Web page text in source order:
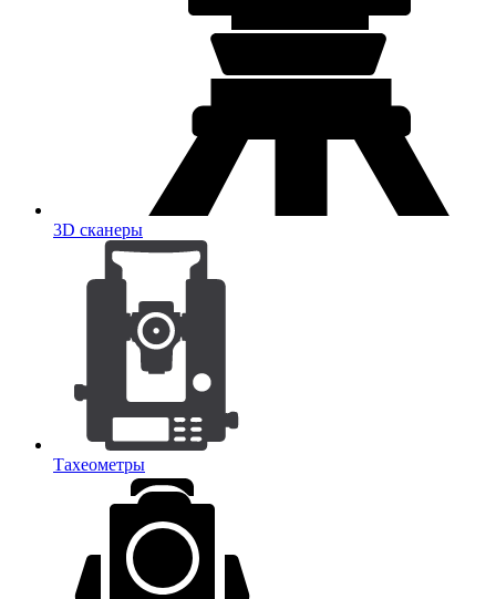
3D сканеры
Тахеометры